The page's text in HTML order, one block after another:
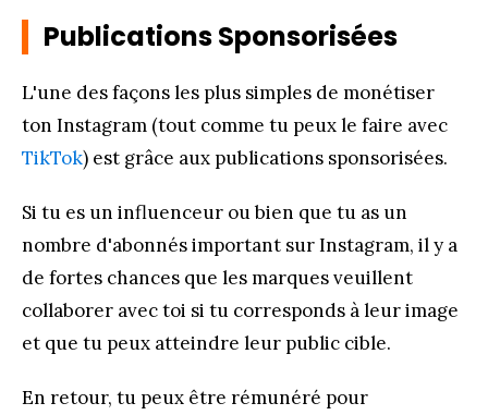
Publications Sponsorisées
L'une des façons les plus simples de monétiser
ton Instagram (tout comme tu peux le faire avec
TikTok) est grâce aux publications sponsorisées.
Si tu es un influenceur ou bien que tu as un
nombre d'abonnés important sur Instagram, il y a
de fortes chances que les marques veuillent
collaborer avec toi si tu corresponds à leur image
et que tu peux atteindre leur public cible.
En retour, tu peux être rémunéré pour